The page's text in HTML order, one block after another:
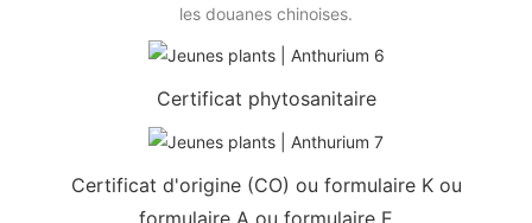
les douanes chinoises.
Certificat phytosanitaire
Certificat d'origine (CO) ou formulaire K ou
formulaire A ou formulaire E